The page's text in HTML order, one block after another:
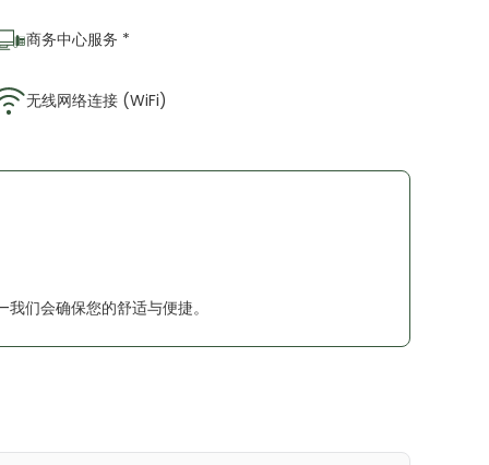
商务中心服务 *
无线网络连接 (WiFi)
们会确保您的舒适与便捷。